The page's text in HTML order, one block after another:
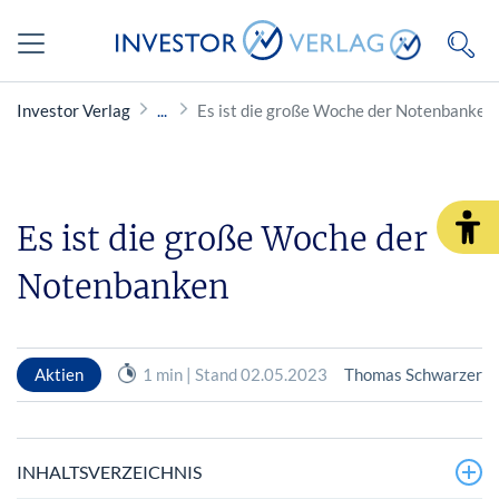
Investor Verlag Es ist die große Woche der Notenbanken
Es ist die große Woche der
Notenbanken
Aktien 1 min | Stand 02.05.2023 Thomas Schwarzer
INHALTSVERZEICHNIS